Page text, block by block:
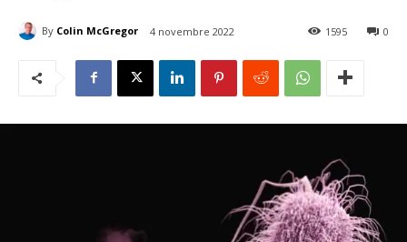
By Colin McGregor 4 novembre 2022 0
1595